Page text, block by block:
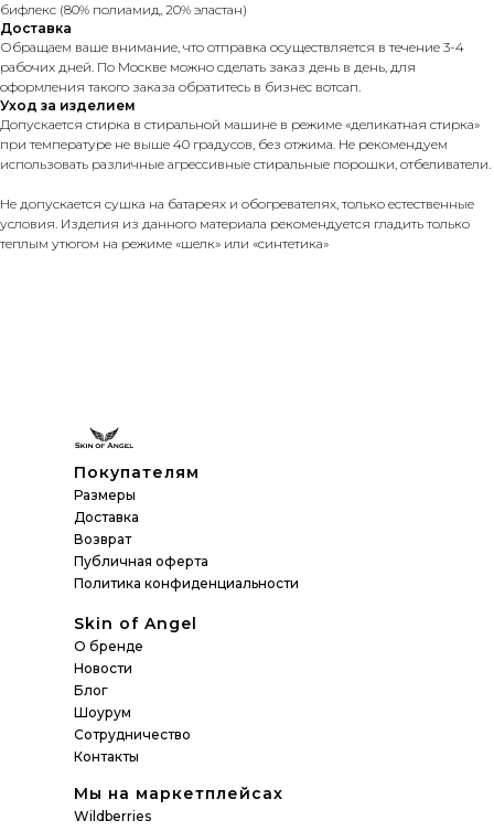
бифлекс (80% полиамид, 20% эластан)
Доставка
Обращаем ваше внимание, что отправка осуществляется в течение 3-4
рабочих дней. По Москве можно сделать заказ день в день, для
оформления такого заказа обратитесь в бизнес вотсап.
Уход за изделием
Допускается стирка в стиральной машине в режиме «деликатная стирка»
при температуре не выше 40 градусов, без отжима. Не рекомендуем
использовать различные агрессивные стиральные порошки, отбеливатели.
Не допускается сушка на батареях и обогревателях, только естественные
условия. Изделия из данного материала рекомендуется гладить только
теплым утюгом на режиме «шелк» или «синтетика»
Покупателям
Размеры
Доставка
Шоурум
Новости
Блог
Контакты
Сотрудничество
О бренде
Публичная оферта
Политика конфиденциальности
Возврат
Skin of Angel
Мы на маркетплейсах
Wildberries